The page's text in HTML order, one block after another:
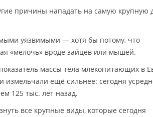
причины нападать на самую крупную
уязвимыми — хотя бы потому, что
«мелочь» вроде зайцев или мышей.
массы тела млекопитающих в
измельчали ещё сильнее: сегодня
125 тыс. лет назад.
все крупные виды, которые сегодня